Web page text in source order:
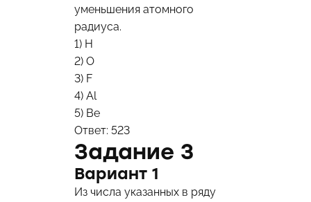
уменьшения атомного
радиуса.
1) H
2) O
3) F
4) Al
5) Be
Ответ: 523
Задание 3
Вариант 1
Из числа указанных в ряду